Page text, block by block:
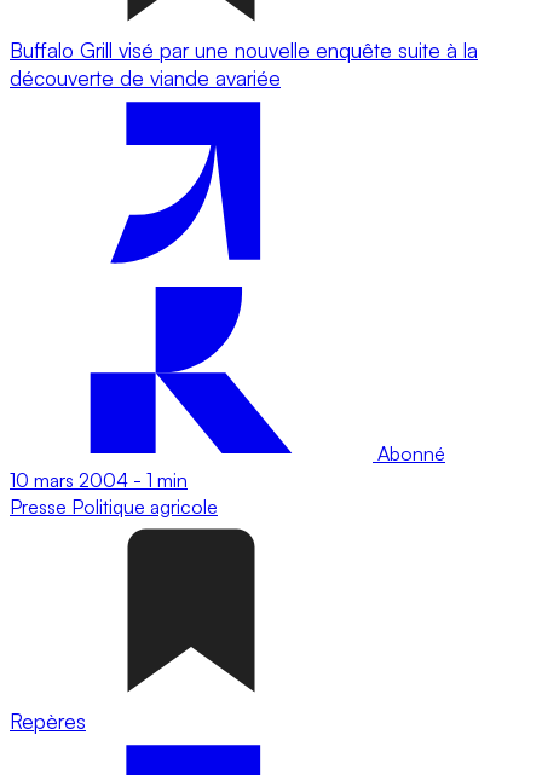
Buffalo Grill visé par une nouvelle enquête suite à la
découverte de viande avariée
Abonné
10 mars 2004 - 1 min
Presse Politique agricole
Repères